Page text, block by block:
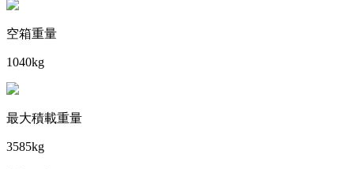
空箱重量
1040kg
最大積載重量
3585kg